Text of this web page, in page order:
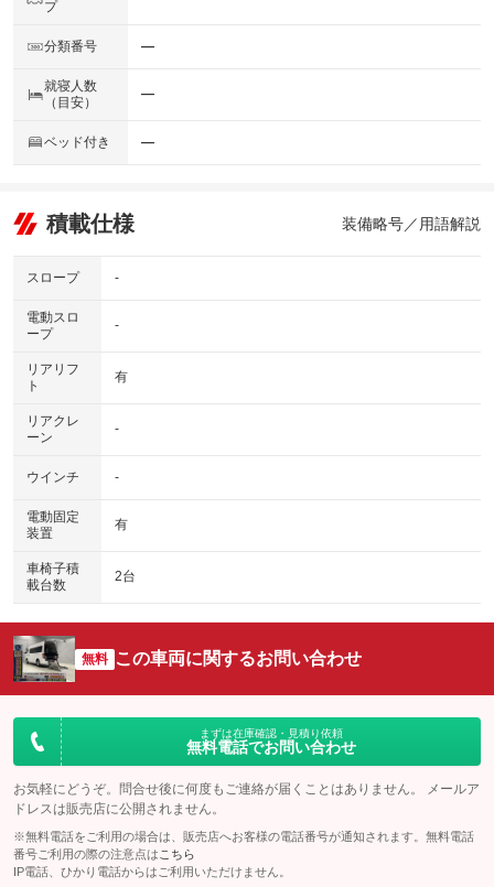
プ
分類番号 ―
就寝人数
（目安）
―
ベッド付き ―
積載仕様 装備略号／用語解説
スロープ -
電動スロ
ープ
-
リアリフ
ト
有
リアクレ
ーン
-
ウインチ -
電動固定
装置
有
車椅子積
載台数
2台
無料 この車両に関するお問い合わせ
まずは在庫確認・見積り依頼
無料電話でお問い合わせ
お気軽にどうぞ。問合せ後に何度もご連絡が届くことはありません。 メールア
ドレスは販売店に公開されません。
※無料電話をご利用の場合は、販売店へお客様の電話番号が通知されます。無料電話
番号ご利用の際の注意点は こちら
IP電話、ひかり電話からはご利用いただけません。